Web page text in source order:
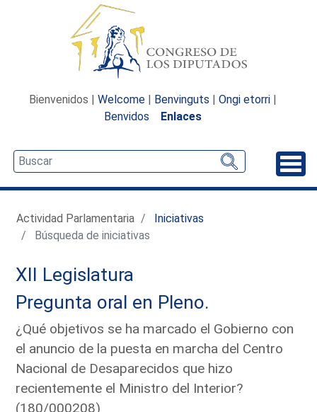
Bienvenidos | Welcome | Benvinguts | Ongi etorri |
Benvidos
Enlaces
Actividad Parlamentaria
Iniciativas
Búsqueda de iniciativas
XII Legislatura
Pregunta oral en Pleno.
¿Qué objetivos se ha marcado el Gobierno con
el anuncio de la puesta en marcha del Centro
Nacional de Desaparecidos que hizo
recientemente el Ministro del Interior?
(180/000208)